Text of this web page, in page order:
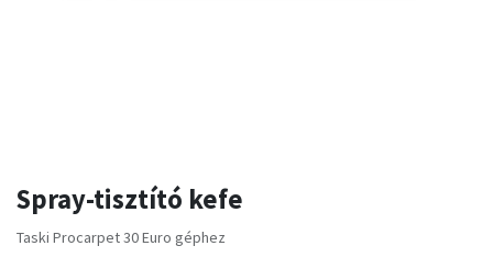
Spray-tisztító kefe
Taski Procarpet 30 Euro géphez